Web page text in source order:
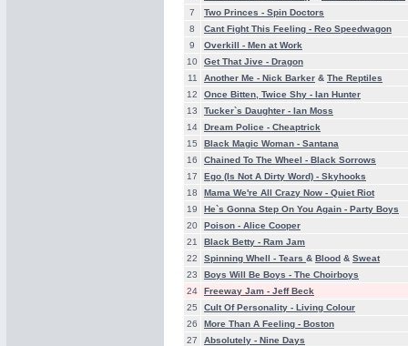
7
Two Princes - Spin Doctors
8
Cant Fight This Feeling - Reo Speedwagon
9
Overkill - Men at Work
10
Get That Jive - Dragon
11
Another Me - Nick Barker & The Reptiles
12
Once Bitten, Twice Shy - Ian Hunter
13
Tucker`s Daughter - Ian Moss
14
Dream Police - Cheaptrick
15
Black Magic Woman - Santana
16
Chained To The Wheel - Black Sorrows
17
Ego (Is Not A Dirty Word) - Skyhooks
18
Mama We're All Crazy Now - Quiet Riot
19
He`s Gonna Step On You Again - Party Boys
20
Poison - Alice Cooper
21
Black Betty - Ram Jam
22
Spinning Whell - Tears & Blood & Sweat
23
Boys Will Be Boys - The Choirboys
24
Freeway Jam - Jeff Beck
25
Cult Of Personality - Living Colour
26
More Than A Feeling - Boston
27
Absolutely - Nine Days